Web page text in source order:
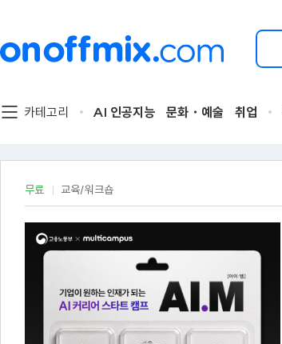
검
할
트
를
해
요.
카테고리 AI 인공지능 문화・예술 취업
무료 교육/워크숍